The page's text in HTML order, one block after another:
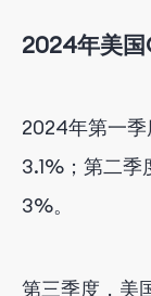
2024年美国
2024年第一
3.1%；第二季
3%。
第三季度，美